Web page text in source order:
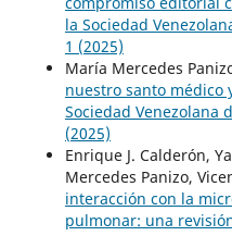
la Sociedad
1 (2025)
María Mercedes
nuestro santo médico
Sociedad Venezolana
(2025)
Enrique J. Calderón,
Mercedes Panizo,
interacción con la
pulmonar: una